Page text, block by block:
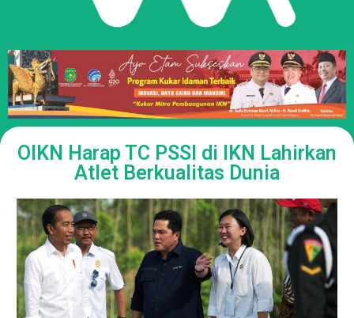
OIKN Harap TC PSSI di IKN Lahirkan
Atlet Berkualitas Dunia